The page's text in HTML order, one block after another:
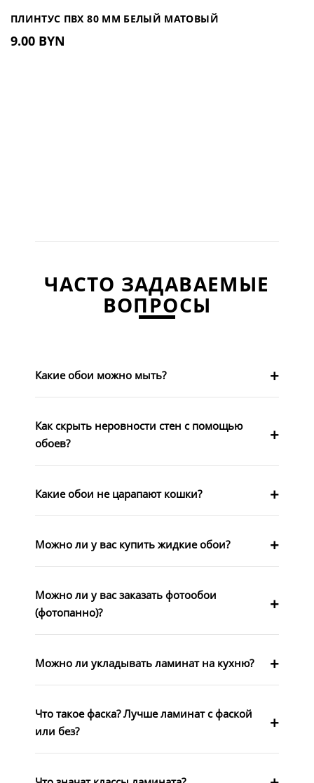
ПЛИНТУС ПВХ 80 ММ БЕЛЫЙ МАТОВЫЙ
9.00 BYN
ЧАСТО ЗАДАВАЕМЫЕ
ВОПРОСЫ
Какие обои можно мыть?
Как скрыть неровности стен с помощью
обоев?
Какие обои не царапают кошки?
Можно ли у вас купить жидкие обои?
Можно ли у вас заказать фотообои
(фотопанно)?
Можно ли укладывать ламинат на кухню?
Что такое фаска? Лучше ламинат с фаской
или без?